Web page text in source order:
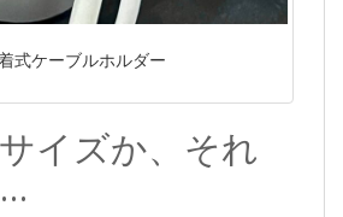
式ケーブルホルダー
イズか、それ